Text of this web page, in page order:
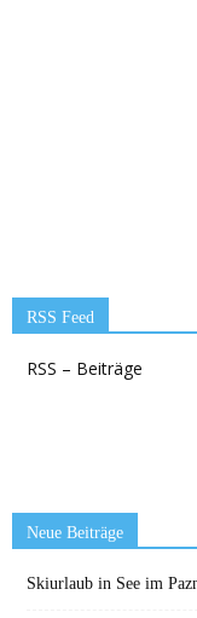
RSS Feed
RSS – Beiträge
Neue Beiträge
Skiurlaub in See im